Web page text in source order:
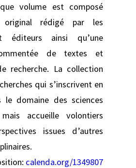
volume est composé
original rédigé par les
éditeurs ainsi qu’une
de textes et
recherche. La collection
qui s’inscrivent en
le domaine des sciences
accueille volontiers
issues d’autres
calenda.org/1349807